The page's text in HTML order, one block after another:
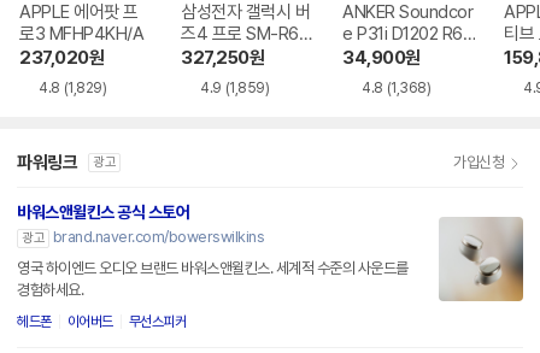
APPLE 에어팟 프
로3 MFHP4KH/A
237,020원
4.8 (1,829)
삼성전자 갤럭시 버
즈4 프로 SM-R64
0
327,250원
4.9 (1,859)
ANKER Soundcor
e P31i D1202 R60
i NC
34,900원
4.8 (1,368)
티브
파워링크 광고 가입신청
바워스앤윌킨스 공식 스토어
광고
brand.naver.com/bowerswilkins
영국 하이엔드 오디오 브랜드 바워스앤윌킨스. 세계적 수준의 사운드를
경험하세요.
헤드폰 이어버드 무선스피커